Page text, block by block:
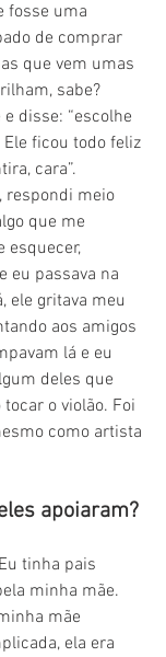
fosse uma
de comprar
que vem umas
sabe?
disse: “escolhe
ficou todo feliz
cara”.
respondi meio
que me
esquecer,
eu passava na
ele gritava meu
aos amigos
lá e eu
deles que
o violão. Foi
como artista
apoiaram?
tinha pais
minha mãe.
mãe
ela era